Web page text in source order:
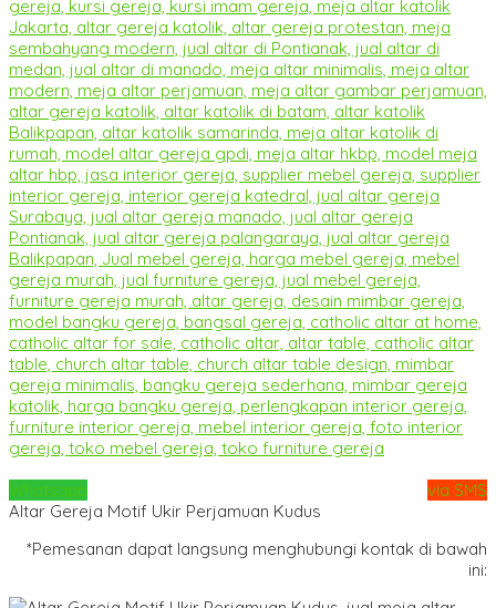
Whatsapp
via SMS
Altar Gereja Motif Ukir Perjamuan Kudus
*Pemesanan dapat langsung menghubungi kontak di bawah
ini: